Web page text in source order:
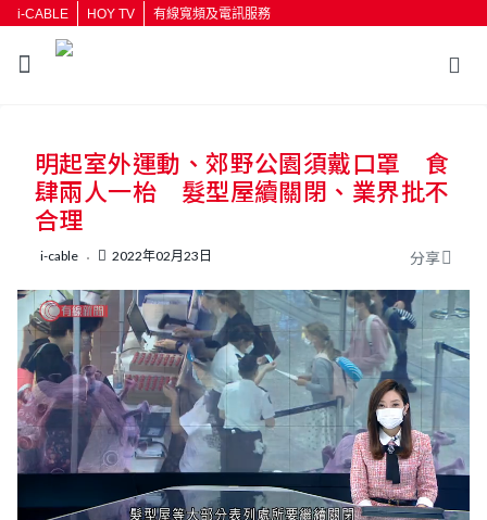
i-CABLE HOY TV 有線寬頻及電訊服務
按輸入鍵開始搜尋
明起室外運動、郊野公園須戴口罩 食
肆兩人一枱 髮型屋續關閉、業界批不
合理
i-cable 2022年02月23日 分享